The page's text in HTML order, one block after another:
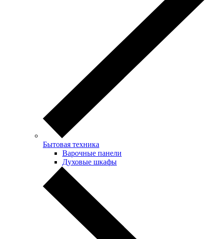
Бытовая техника
Варочные панели
Духовые шкафы